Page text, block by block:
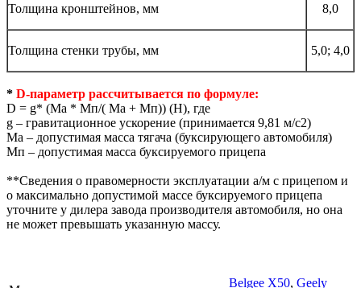
Толщина кронштейнов, мм 8,0
Толщина стенки трубы, мм 5,0; 4,0
* D-параметр рассчитывается по формуле:
D = g* (Mа * Мп/( Mа + Мп)) (Н), где
g – гравитационное ускорение (принимается 9,81 м/с2)
Mа – допустимая масса тягача (буксирующего автомобиля)
Мп – допустимая масса буксируемого прицепа
**Сведения о правомерности эксплуатации а/м с прицепом и
о максимально допустимой массе буксируемого прицепа
уточните у дилера завода производителя автомобиля, но она
не может превышать указанную массу.
Belgee X50, Geely